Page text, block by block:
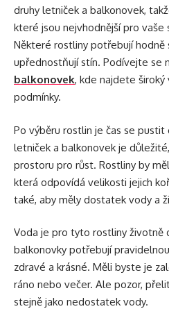
druhy letniček a balkonovek,
které jsou nejvhodnější pro vaše
Některé rostliny potřebují hodně
upřednostňují stín. Podívejte se
balkonovek, kde najdete
podmínky.
Po výběru rostlin je čas se pustit
letniček a balkonovek je
prostoru pro růst. Rostliny by
která odpovídá velikosti jejich
také, aby měly dostatek vody a
Voda je pro tyto rostliny životně
balkonovky potřebují
zdravé a krásné. Měli byste je
ráno nebo večer. Ale pozor,
stejně jako nedostatek vody.